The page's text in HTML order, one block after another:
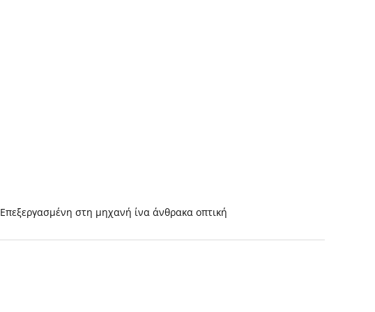
Επεξεργασμένη στη μηχανή ίνα άνθρακα οπτική